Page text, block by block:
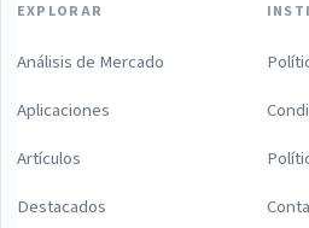
EXPLORAR
Análisis de Mercado
Aplicaciones
Artículos
Destacados